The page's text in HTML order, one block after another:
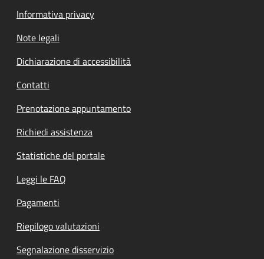
Informativa privacy
Note legali
Dichiarazione di accessibilità
Contatti
Prenotazione appuntamento
Richiedi assistenza
Statistiche del portale
Leggi le FAQ
Pagamenti
Riepilogo valutazioni
Segnalazione disservizio